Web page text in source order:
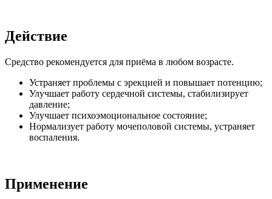
Действие
Средство рекомендуется для приёма в любом возрасте.
Устраняет проблемы с эрекцией и повышает потенцию;
Улучшает работу сердечной системы, стабилизирует
давление;
Улучшает психоэмоциональное состояние;
Нормализует работу мочеполовой системы, устраняет
воспаления.
Применение